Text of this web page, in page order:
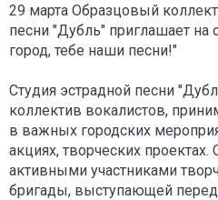
29 марта Образцовый
песни "Дубль" приглашает на
город, тебе наши песни!"
Студия эстрадной песни
коллектив вокалистов,
в важных городских
акциях, творческих
активными участниками
бригады, выступающей